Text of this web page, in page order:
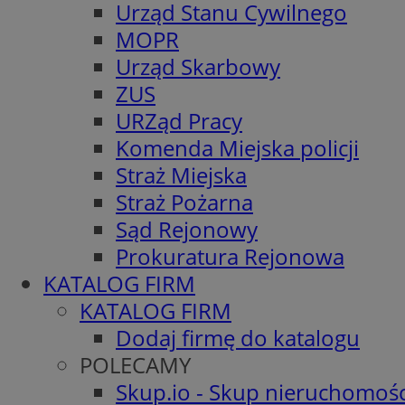
Urząd Stanu Cywilnego
MOPR
Urząd Skarbowy
ZUS
URZąd Pracy
Komenda Miejska policji
Straż Miejska
Straż Pożarna
Sąd Rejonowy
Prokuratura Rejonowa
KATALOG FIRM
KATALOG FIRM
Dodaj firmę do katalogu
POLECAMY
Skup.io - Skup